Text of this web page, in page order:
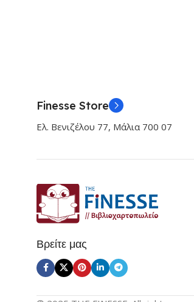
Finesse Store
Ελ. Βενιζέλου 77, Μάλια 700 07
Βρείτε μας